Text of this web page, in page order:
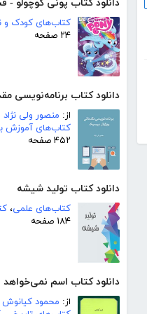
دانلود کتاب پونی
کتاب‌های کودک و
۲۴ صفحه
دانلود کتاب برنامه‌نویسی
از: منصور ولی نژاد
کتاب‌های آموزش
۴۵۲ صفحه
دانلود کتاب تولید شیشه
کتاب‌های علمی،
۱۸۴ صفحه
دانلود کتاب اسم نمی‌خواهد
از: محمود کیانوش